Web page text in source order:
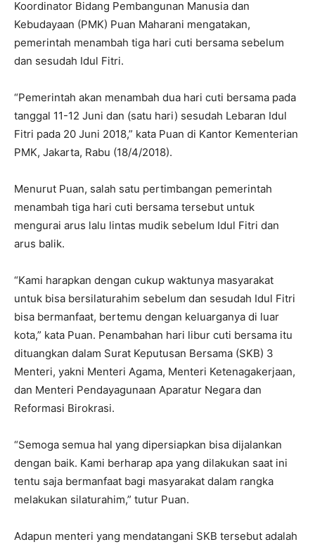
Koordinator Bidang Pembangunan Manusia dan
Kebudayaan (PMK) Puan Maharani mengatakan,
pemerintah menambah tiga hari cuti bersama sebelum
dan sesudah Idul Fitri.
“Pemerintah akan menambah dua hari cuti bersama pada
tanggal 11-12 Juni dan (satu hari) sesudah Lebaran Idul
Fitri pada 20 Juni 2018,” kata Puan di Kantor Kementerian
PMK, Jakarta, Rabu (18/4/2018).
Menurut Puan, salah satu pertimbangan pemerintah
menambah tiga hari cuti bersama tersebut untuk
mengurai arus lalu lintas mudik sebelum Idul Fitri dan
arus balik.
“Kami harapkan dengan cukup waktunya masyarakat
untuk bisa bersilaturahim sebelum dan sesudah Idul Fitri
bisa bermanfaat, bertemu dengan keluarganya di luar
kota,” kata Puan. Penambahan hari libur cuti bersama itu
dituangkan dalam Surat Keputusan Bersama (SKB) 3
Menteri, yakni Menteri Agama, Menteri Ketenagakerjaan,
dan Menteri Pendayagunaan Aparatur Negara dan
Reformasi Birokrasi.
“Semoga semua hal yang dipersiapkan bisa dijalankan
dengan baik. Kami berharap apa yang dilakukan saat ini
tentu saja bermanfaat bagi masyarakat dalam rangka
melakukan silaturahim,” tutur Puan.
Adapun menteri yang mendatangani SKB tersebut adalah